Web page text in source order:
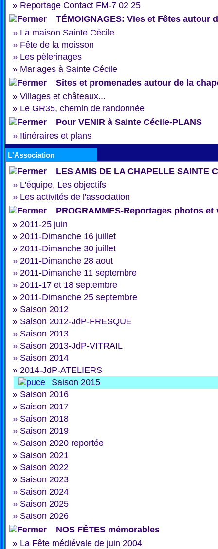
» Reportage Contact FM-7 02 25
TÉMOIGNAGES: Vies et Fêtes autour
» La maison Sainte Cécile
» Fête de la moisson
» Les pèlerinages
» Mariages à Sainte Cécile
Sites et promenades autour de la
» Villages et châteaux...
» Le GR35, chemin de randonnée
Pour VENIR à Sainte Cécile-PLANS
» Itinéraires et plans
L'Association
LES AMIS DE LA CHAPELLE SAINTE
» L'équipe, Les objectifs
» Les activités de l'association
PROGRAMMES-Reportages photos et
» 2011-25 juin
» 2011-Dimanche 16 juillet
» 2011-Dimanche 30 juillet
» 2011-Dimanche 28 aout
» 2011-Dimanche 11 septembre
» 2011-17 et 18 septembre
» 2011-Dimanche 25 septembre
» Saison 2012
» Saison 2012-JdP-FRESQUE
» Saison 2013
» Saison 2013-JdP-VITRAIL
» Saison 2014
» 2014-JdP-ATELIERS
Saison 2015
» Saison 2016
» Saison 2017
» Saison 2018
» Saison 2019
» Saison 2020 reportée
» Saison 2021
» Saison 2022
» Saison 2023
» Saison 2024
» Saison 2025
» Saison 2026
NOS FÊTES mémorables
» La Fête médiévale de juin 2004